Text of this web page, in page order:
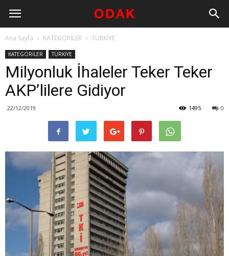
Ana Sayfa KATEGORİLER TÜRKİYE
KATEGORİLER TÜRKİYE
Milyonluk İhaleler Teker Teker
AKP’lilere Gidiyor
22/12/2019 0
1495